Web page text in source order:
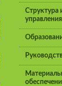
Структура
управления